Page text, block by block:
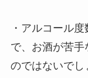
・アルコール
で、お酒が苦
のではないでし